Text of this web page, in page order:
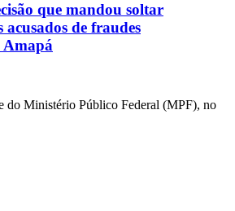
que mandou soltar
de fraudes
Amapá
do Ministério Público Federal (MPF), no